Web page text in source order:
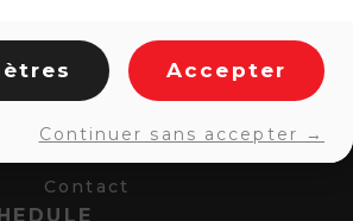
Products
Services
Contact
Accepter
Continuer sans accepter →